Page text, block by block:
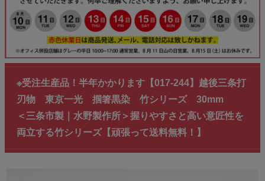
※受注生産品！半年かかります【017-244】越後三条打
刃物 東京一光 掴箸黒染 竹シリーズ 30mm
＜三条市製｜水野製作所＞握りやすさと高い意匠性を
両立する竹シリーズ【頑張って送料無料！】